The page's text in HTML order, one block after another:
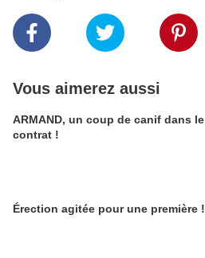
Vous aimerez aussi
ARMAND, un coup de canif dans le
contrat !
Érection agitée pour une première !